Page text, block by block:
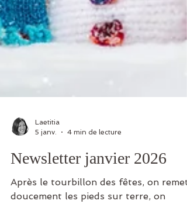
5 janv.
4 min de lecture
Newsletter janvier 2026